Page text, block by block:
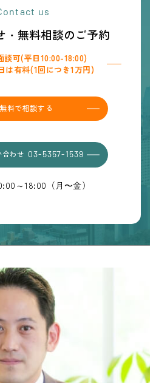
us
・無料相談のご予約
談可(平日10:00-18:00)
は有料(1回につき1万円)
料で相談する
合わせ 03-5357-1539
～18:00（月〜金）